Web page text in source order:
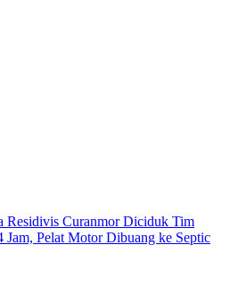
Residivis Curanmor Diciduk Tim
Pelat Motor Dibuang ke Septic